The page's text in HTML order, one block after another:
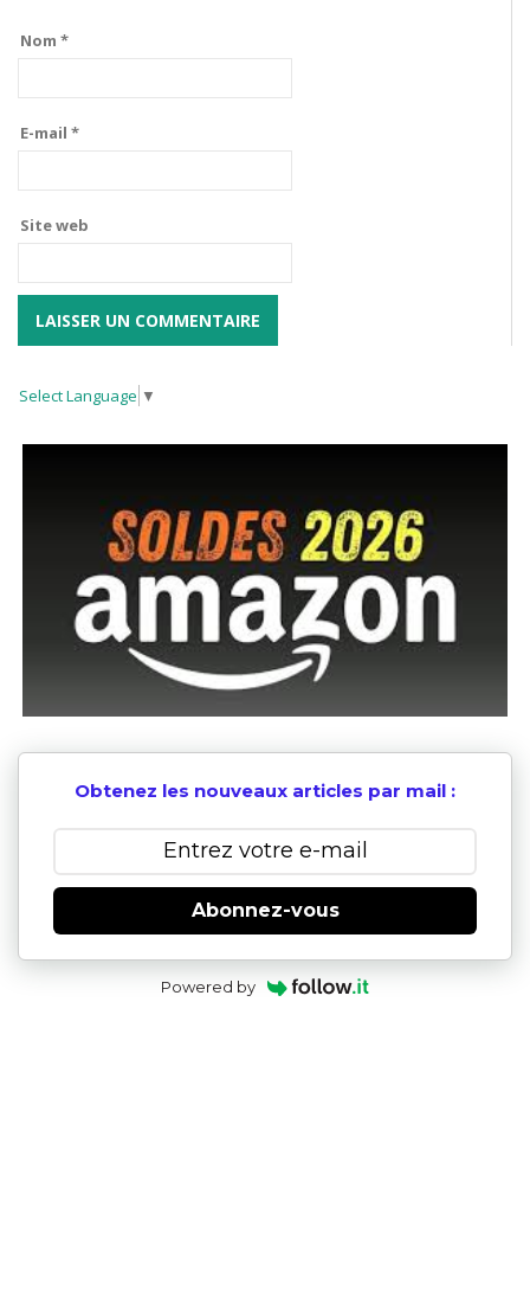
Nom *
E-mail *
Site web
Select Language ▼
Obtenez les nouveaux articles par mail :
Abonnez-vous
Powered by